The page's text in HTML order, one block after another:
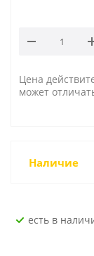
Цена
может
Наличие
Есть в